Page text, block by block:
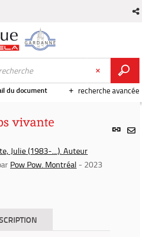
recherche avancée
du document
Lien
vivante
Julie (1983-....). Auteur
Pow Pow. Montréal - 2023